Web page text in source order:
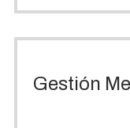
Gestión